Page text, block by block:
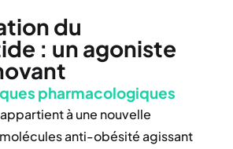
du
: un agoniste
pharmacologiques
à une nouvelle
anti-obésité agissant